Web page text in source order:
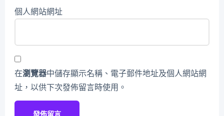
個人網站網址
在瀏覽器中儲存顯示名稱、電子郵件地址及個人網站網
址，以供下次發佈留言時使用。